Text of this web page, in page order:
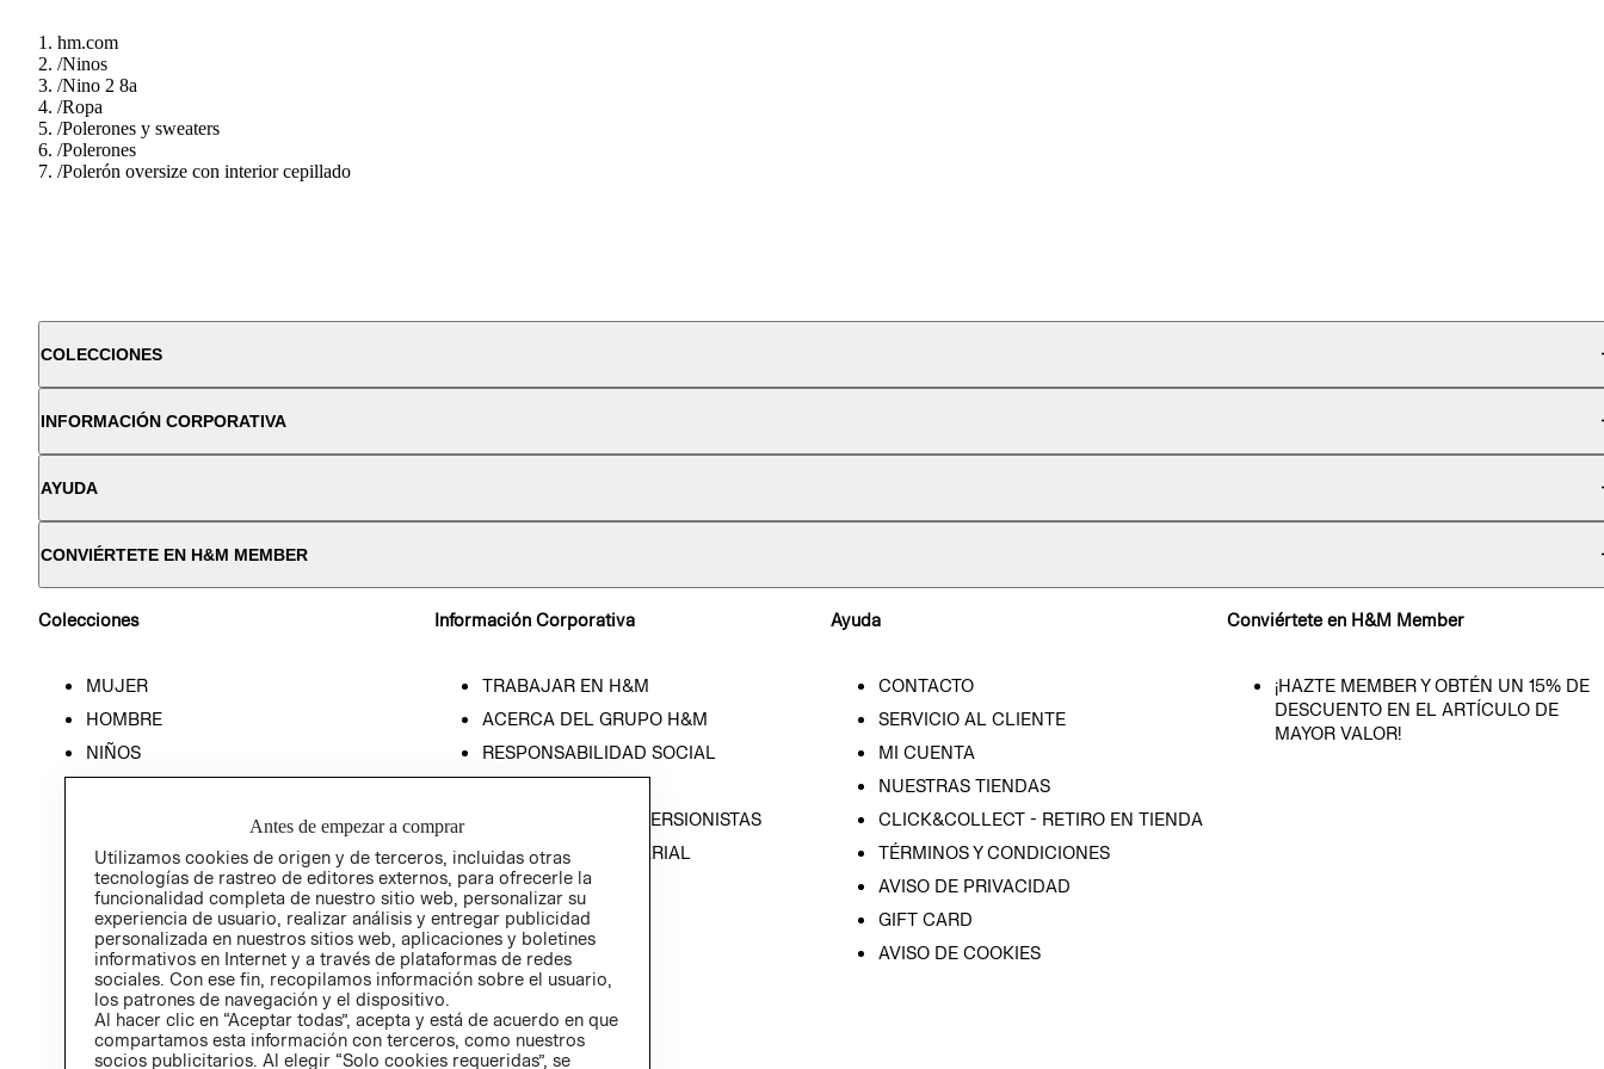
hm.com
/Ninos
/Nino 2 8a
/Ropa
/Polerones y sweaters
/Polerones
/Polerón oversize con interior cepillado
COLECCIONES
INFORMACIÓN CORPORATIVA
AYUDA
CONVIÉRTETE EN H&M MEMBER
Colecciones
MUJER
HOMBRE
NIÑOS
Información Corporativa
TRABAJAR EN H&M
ACERCA DEL GRUPO H&M
RESPONSABILIDAD SOCIAL
RELACIÓN CON INVERSIONISTAS
POLÍTICA EMPRESARIAL
Ayuda
CONTACTO
SERVICIO AL CLIENTE
MI CUENTA
NUESTRAS TIENDAS
CLICK&COLLECT - RETIRO EN TIENDA
TÉRMINOS Y CONDICIONES
AVISO DE PRIVACIDAD
GIFT CARD
AVISO DE COOKIES
Conviértete en H&M Member
¡HAZTE MEMBER Y OBTÉN UN 15% DE
DESCUENTO EN EL ARTÍCULO DE
MAYOR VALOR!
Antes de empezar a comprar
Utilizamos cookies de origen y de terceros, incluidas otras
tecnologías de rastreo de editores externos, para ofrecerle la
funcionalidad completa de nuestro sitio web, personalizar su
experiencia de usuario, realizar análisis y entregar publicidad
personalizada en nuestros sitios web, aplicaciones y boletines
informativos en Internet y a través de plataformas de redes
sociales. Con ese fin, recopilamos información sobre el usuario,
los patrones de navegación y el dispositivo.
Al hacer clic en “Aceptar todas”, acepta y está de acuerdo en que
compartamos esta información con terceros, como nuestros
socios publicitarios. Al elegir “Solo cookies requeridas”, se